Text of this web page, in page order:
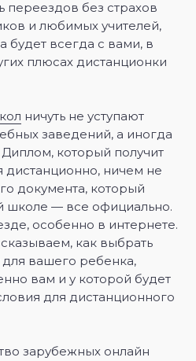
переездов без страхов
и любимых учителей,
будет всегда с вами, в
плюсах дистанционки
ничуть не уступают
заведений, а иногда
который получит
дистанционно, ничем не
документа, который
школе — все официально.
особенно в интернете.
как выбрать
вашего ребенка,
вам и у которой будет
для дистанционного
зарубежных онлайн